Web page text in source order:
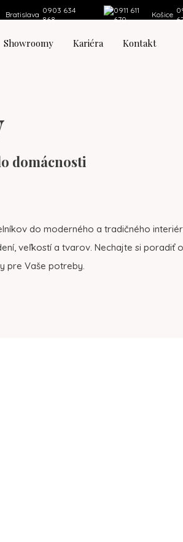
Bratislava 0903 634
868
Košice
Showroomy Kariéra Kontakt
domácnosti
do moderného a tradičného
veľkostí a tvarov. Nechajte si poradiť
pre Vaše potreby.